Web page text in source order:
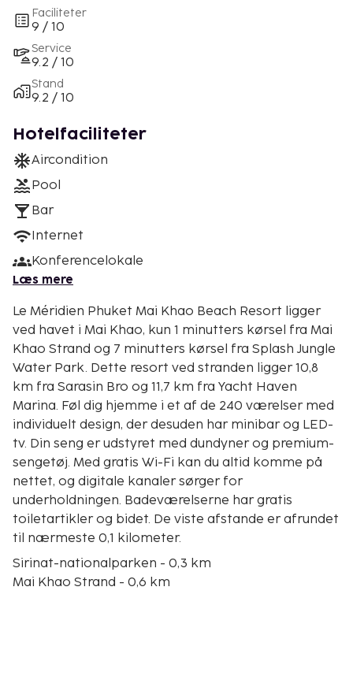
Faciliteter
9 / 10
Service
9.2 / 10
Stand
9.2 / 10
Hotelfaciliteter
Aircondition
Pool
Bar
Internet
Konferencelokale
Læs mere
Le Méridien Phuket Mai Khao Beach Resort ligger
ved havet i Mai Khao, kun 1 minutters kørsel fra Mai
Khao Strand og 7 minutters kørsel fra Splash Jungle
Water Park. Dette resort ved stranden ligger 10,8
km fra Sarasin Bro og 11,7 km fra Yacht Haven
Marina. Føl dig hjemme i et af de 240 værelser med
individuelt design, der desuden har minibar og LED-
tv. Din seng er udstyret med dundyner og premium-
sengetøj. Med gratis Wi-Fi kan du altid komme på
nettet, og digitale kanaler sørger for
underholdningen. Badeværelserne har gratis
toiletartikler og bidet. De viste afstande er afrundet
til nærmeste 0,1 kilometer.
Sirinat-nationalparken - 0,3 km
Mai Khao Strand - 0,6 km